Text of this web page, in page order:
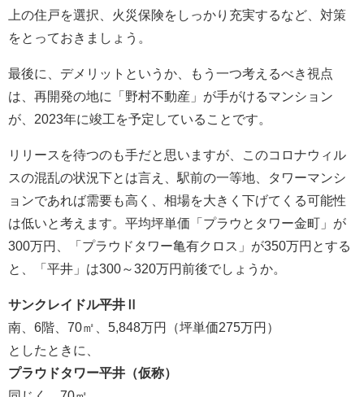
上の住戸を選択、火災保険をしっかり充実するなど、対策
をとっておきましょう。
最後に、デメリットというか、もう一つ考えるべき視点
は、再開発の地に「野村不動産」が手がけるマンション
が、2023年に竣工を予定していることです。
リリースを待つのも手だと思いますが、このコロナウィル
スの混乱の状況下とは言え、駅前の一等地、タワーマンシ
ョンであれば需要も高く、相場を大きく下げてくる可能性
は低いと考えます。平均坪単価「プラウとタワー金町」が
300万円、「プラウドタワー亀有クロス」が350万円とする
と、「平井」は300～320万円前後でしょうか。
サンクレイドル平井Ⅱ
南、6階、70㎡、5,848万円（坪単価275万円）
としたときに、
プラウドタワー平井（仮称）